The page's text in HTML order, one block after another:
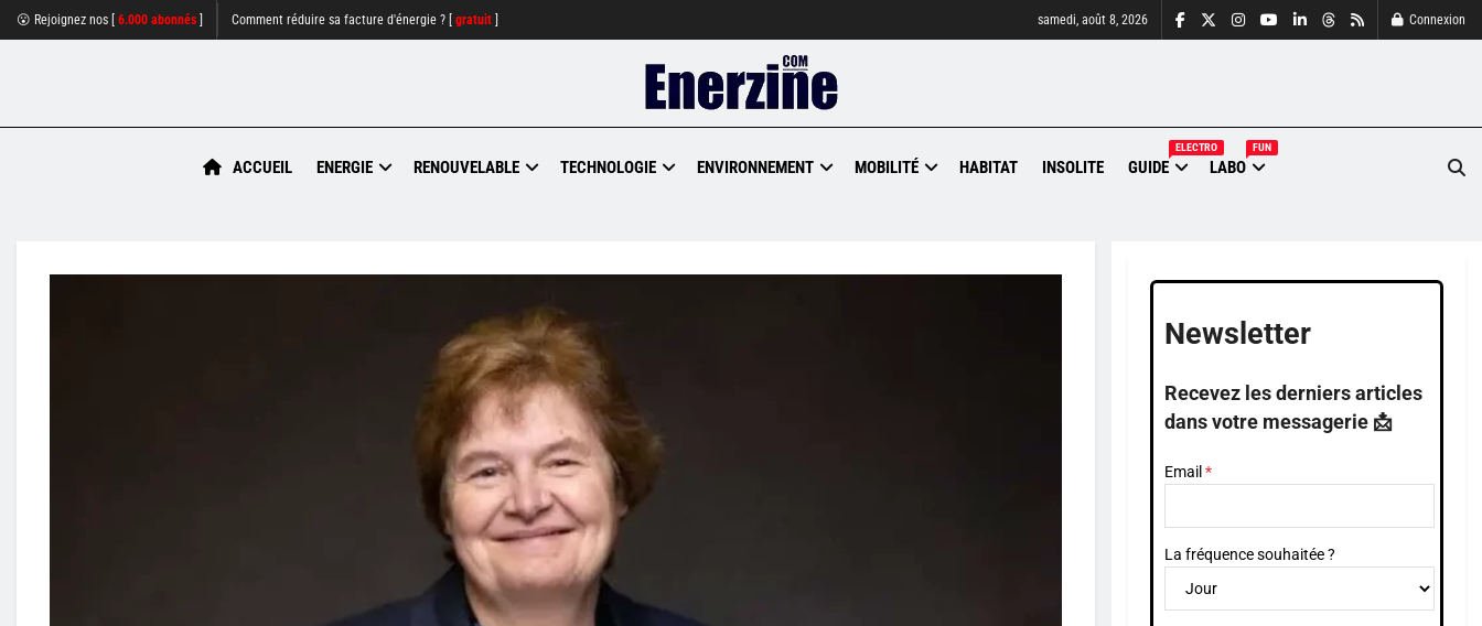
😮 Rejoignez nos [ 6.000 abonnés Comment réduire sa facture d'énergie ? [ gratuit samedi, août 8, 2026 Connexion
ACCUEIL ENERGIE RENOUVELABLE TECHNOLOGIE ENVIRONNEMENT MOBILITÉ HABITAT INSOLITE GUIDE
ELECTRO
LABO
FUN
Newsletter
Recevez les derniers articles
dans votre messagerie 📩
Email
La fréquence souhaitée ?